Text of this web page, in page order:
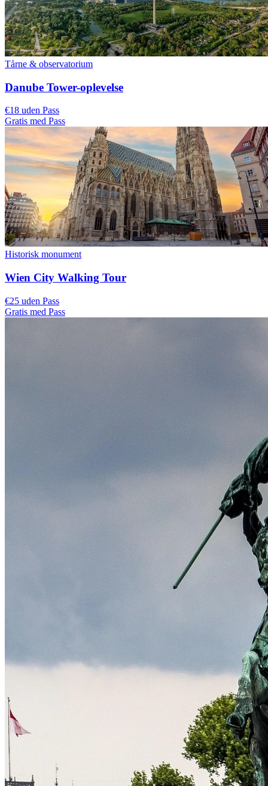
Tårne & observatorium
Danube Tower-oplevelse
€18 uden Pass
Gratis med Pass
Historisk monument
Wien City Walking Tour
€25 uden Pass
Gratis med Pass